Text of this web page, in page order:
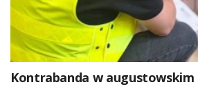
Kontrabanda w augustowskim